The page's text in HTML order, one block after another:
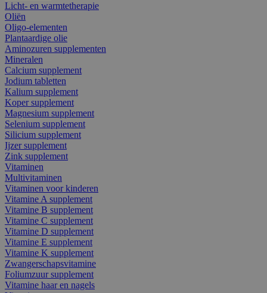
Licht- en warmtetherapie
Oliën
Oligo-elementen
Plantaardige olie
Aminozuren supplementen
Mineralen
Calcium supplement
Jodium tabletten
Kalium supplement
Koper supplement
Magnesium supplement
Selenium supplement
Silicium supplement
Ijzer supplement
Zink supplement
Vitaminen
Multivitaminen
Vitaminen voor kinderen
Vitamine A supplement
Vitamine B supplement
Vitamine C supplement
Vitamine D supplement
Vitamine E supplement
Vitamine K supplement
Zwangerschapsvitamine
Foliumzuur supplement
Vitamine haar en nagels